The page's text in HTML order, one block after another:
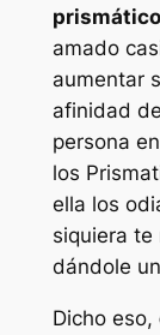
amado
aumentar
afinidad
persona
los
ella los
siquiera te
dándole
Dicho eso,